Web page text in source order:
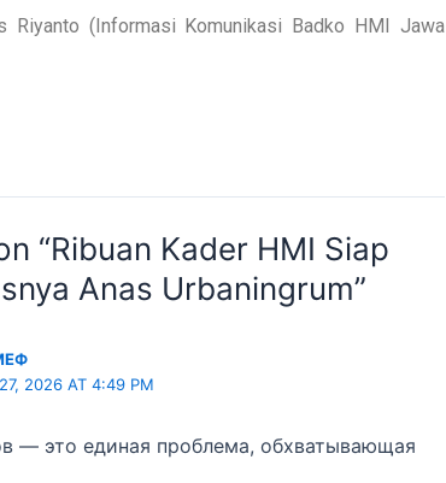
Riyanto (Informasi Komunikasi Badko HMI Jawa
“Ribuan Kader HMI Siap
Anas Urbaningrum”
2026 AT 4:49 PM
— это единая проблема, обхватывающая